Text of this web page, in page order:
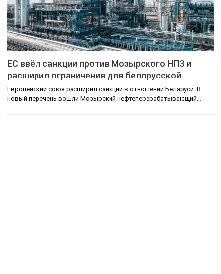
ЕС ввёл санкции против Мозырского НПЗ и
расширил ограничения для белорусской…
Европейский союз расширил санкции в отношении Беларуси. В
новый перечень вошли Мозырский нефтеперерабатывающий…